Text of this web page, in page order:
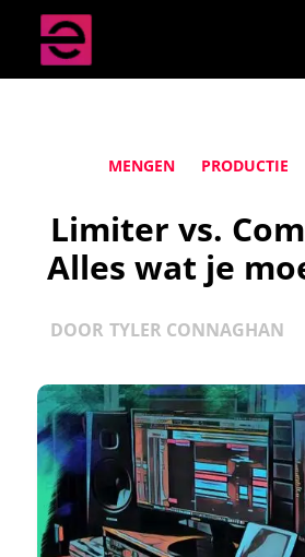
MENGEN PRODUCTIE
Limiter vs.
Alles wat je
DOOR TYLER CONNAGHAN